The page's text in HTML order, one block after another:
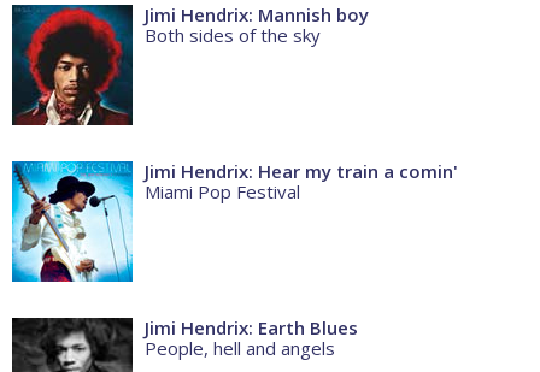
Jimi Hendrix: Mannish boy
Both sides of the sky
Jimi Hendrix: Hear my train a comin'
Miami Pop Festival
Jimi Hendrix: Earth Blues
People, hell and angels